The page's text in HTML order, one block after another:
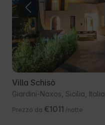
Villa Schisò
Giardini-Naxos, Sicilia, Italia
Prezzo da €1011 /notte